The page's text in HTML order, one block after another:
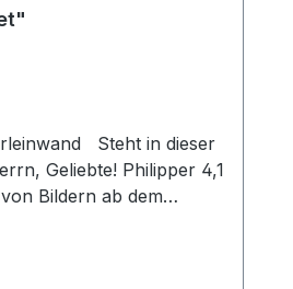
Steht in dieser
Philipper 4,1
Bildern ab dem